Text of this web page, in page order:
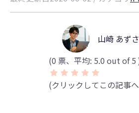
山崎 あずさ
(0 票、平均: 5.0 out of 5
(クリックしてこの記事